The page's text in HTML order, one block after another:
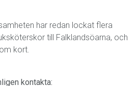
har redan lockat flera
till Falklandsöarna, och
kort.
kontakta: